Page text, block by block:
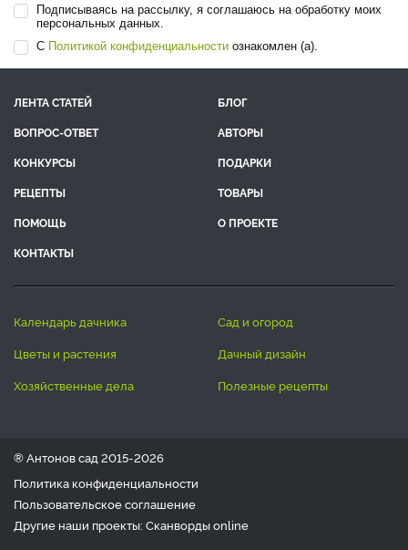
Подписываясь на рассылку, я соглашаюсь на обработку моих
персональных данных.
С Политикой конфиденциальности ознакомлен (а).
ЛЕНТА СТАТЕЙ
БЛОГ
ВОПРОС-ОТВЕТ
АВТОРЫ
КОНКУРСЫ
ПОДАРКИ
РЕЦЕПТЫ
ТОВАРЫ
ПОМОЩЬ
О ПРОЕКТЕ
КОНТАКТЫ
календарь дачника
сад и огород
цветы и растения
дачный дизайн
хозяйственные дела
полезные рецепты
® Антонов сад 2015-2026
Политика конфиденциальности
Пользовательское соглашение
Другие наши проекты: Сканвордыonline